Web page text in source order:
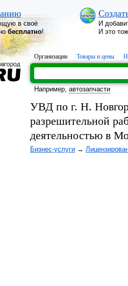
в своё
бесплатно!
И
И это
Организации Товары и цены
Например, автозапчасти
УВД по г. Н.
разрешительной
деятельностью в
Бизнес-услуги →